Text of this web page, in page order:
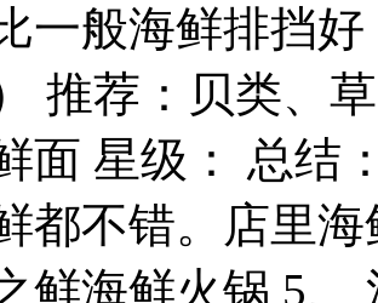
一般海鲜排挡
推荐：贝类、
面 星级： 总结
都不错。店里
鲜海鲜火锅 5、